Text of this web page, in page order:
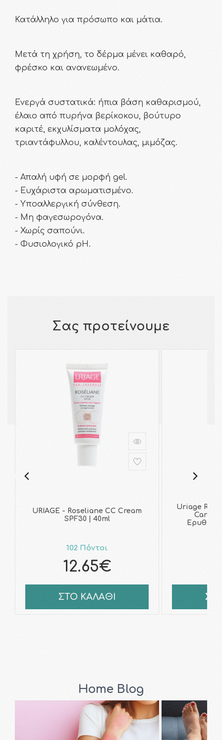
Κατάλληλο για πρόσωπο και μάτια.
Μετά τη χρήση, το δέρμα μένει καθαρό,
φρέσκο και ανανεωμένο.
Ενεργά συστατικά: ήπια βάση καθαρισμού,
έλαιο από πυρήνα βερίκοκου, βούτυρο
καριτέ, εκχυλίσματα μολόχας,
τριαντάφυλλου, καλέντουλας, μιμόζας.
- Απαλή υφή σε μορφή gel.
- Ευχάριστα αρωματισμένο.
- Υποαλλεργική σύνθεση.
- Μη φαγεσωρογόνα.
- Χωρίς σαπούνι.
- Φυσιολογικό pH.
Σας προτείνουμε
URIAGE - Roseliane CC Cream
SPF30 | 40ml
102 Πόντοι
12.65€
ΣΤΟ ΚΑΛΑΘΙ
Uriage
Care
Home Blog